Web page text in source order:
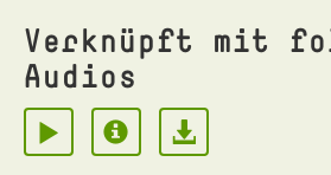
Verknüpft mit
Audios